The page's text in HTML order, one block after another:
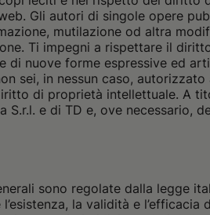
Gli autori di singole opere
mutilazione od altra
Ti impegni a rispettare il
di nuove forme espressive ed
sei, in nessun caso,
di proprietà intellettuale. A
S.r.l. e di TD e, ove necessario,
sono regolate dalla legge
la validità e